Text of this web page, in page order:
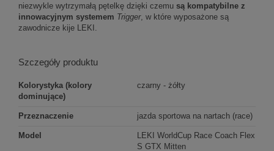
niezwykle wytrzymałą pętelkę dzięki czemu są kompatybilne z
innowacyjnym systemem Trigger, w które wyposażone są
zawodnicze kije LEKI.
Szczegóły produktu
Kolorystyka (kolory
dominujące)
czarny - żółty
Przeznaczenie jazda sportowa na nartach (race)
Model
LEKI WorldCup Race Coach Flex
S GTX Mitten